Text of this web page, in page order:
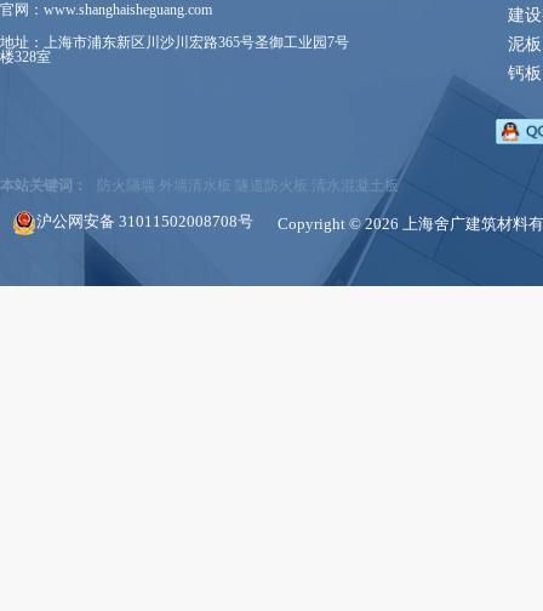
官网：www.shanghaisheguang.com
地址：上海市浦东新区川沙川宏路365号圣御工业园7号
楼328室
建
泥
钙
本站关键词： 防火隔墙 外墙清水板 隧道防火板 清水混凝土板
沪公网安备 31011502008708号 Copyright © 2026 上海舍广建筑材料